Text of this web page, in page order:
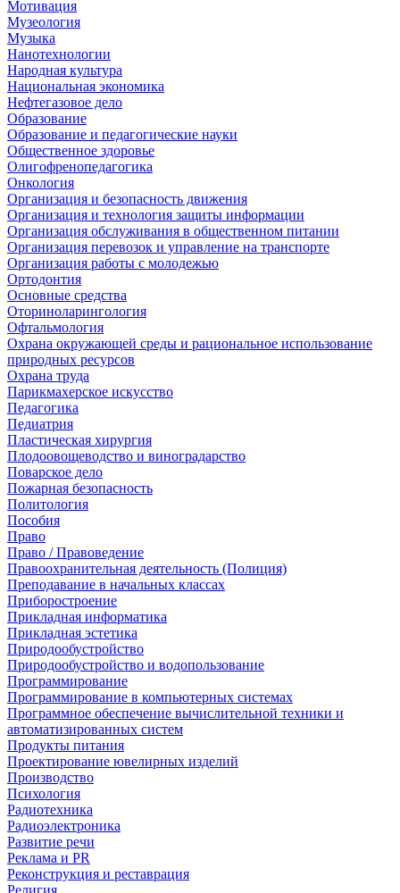
Мотивация
Музеология
Музыка
Нанотехнологии
Народная культура
Национальная экономика
Нефтегазовое дело
Образование
Образование и педагогические науки
Общественное здоровье
Олигофренопедагогика
Онкология
Организация и безопасность движения
Организация и технология защиты информации
Организация обслуживания в общественном питании
Организация перевозок и управление на транспорте
Организация работы с молодежью
Ортодонтия
Основные средства
Оториноларингология
Офтальмология
Охрана окружающей среды и рациональное использование
природных ресурсов
Охрана труда
Парикмахерское искусство
Педагогика
Педиатрия
Пластическая хирургия
Плодоовощеводство и виноградарство
Поварское дело
Пожарная безопасность
Политология
Пособия
Право
Право / Правоведение
Правоохранительная деятельность (Полиция)
Преподавание в начальных классах
Приборостроение
Прикладная информатика
Прикладная эстетика
Природообустройство
Природообустройство и водопользование
Программирование
Программирование в компьютерных системах
Программное обеспечение вычислительной техники и
автоматизированных систем
Продукты питания
Проектирование ювелирных изделий
Производство
Психология
Радиотехника
Радиоэлектроника
Развитие речи
Реклама и PR
Реконструкция и реставрация
Религия